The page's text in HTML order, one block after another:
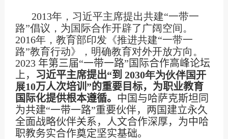
2013年，习近平主席提出共建“一带一
路”倡议，为国际合作开辟了广阔空间。
2016年，教育部印发《推进共建“一带一
路”教育行动》，明确教育对外开放方向。
2023 年第三届“一带一路”国际合作高峰论坛
上， 习近平主席提出“到2030年为伙伴国开
展10万人次培训”的重要目标，为职业教育
国际化提供根本遵循。 中国与哈萨克斯坦同
为共建“一带一路”重要伙伴，两国建立永久
全面战略伙伴关系，人文合作深厚，为中哈
职教务实合作奠定坚实基础。